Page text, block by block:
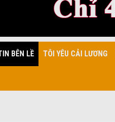
BÊN LỀ TÔI YÊU CẢI LƯƠNG